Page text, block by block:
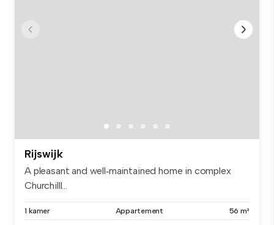
Rijswijk
A pleasant and well‑maintained home in complex
Churchilll...
1 kamer Appartement 56 m²